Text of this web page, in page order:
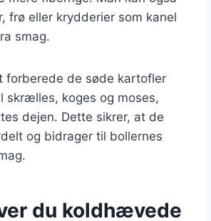
frø eller krydderier som kanel
smag.
forberede de søde kartofler
skrælles, koges og moses,
dejen. Dette sikrer, at de
og bidrager til bollernes
du koldhævede